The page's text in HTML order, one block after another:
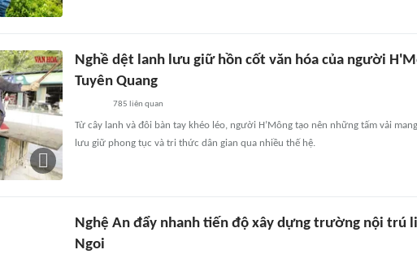
Nghề dệt lanh lưu giữ hồn cốt văn hóa của người
Tuyên Quang
785 liên quan
Từ cây lanh và đôi bàn tay khéo léo, người H’Mông tạo nên những tấm vải
lưu giữ phong tục và tri thức dân gian qua nhiều thế hệ.
Nghệ An đẩy nhanh tiến độ xây dựng trường nội trú
Ngoi